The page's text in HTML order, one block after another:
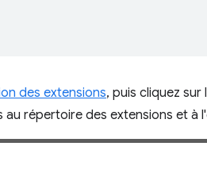
des extensions, puis cliquez sur
au répertoire des extensions et à